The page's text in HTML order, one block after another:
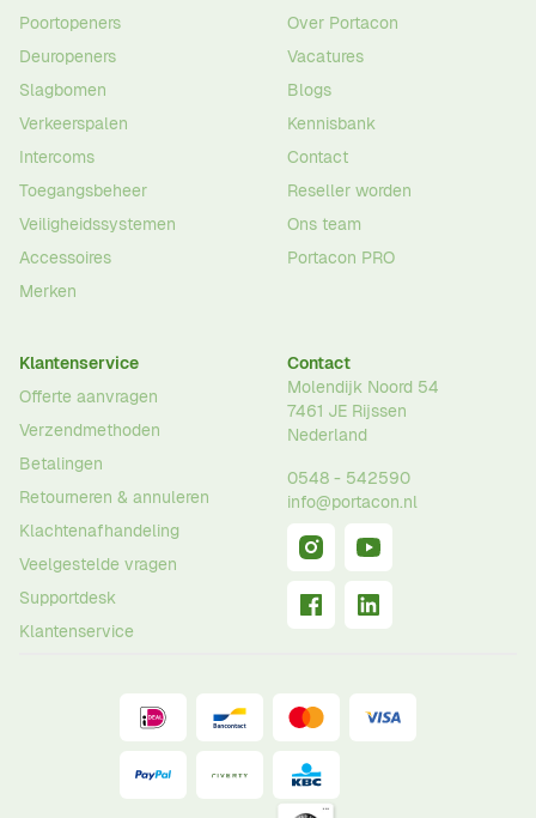
Poortopeners
Deuropeners
Slagbomen
Verkeerspalen
Intercoms
Toegangsbeheer
Veiligheidssystemen
Accessoires
Merken
Over Portacon
Vacatures
Blogs
Kennisbank
Contact
Reseller worden
Ons team
Portacon PRO
Klantenservice
Offerte aanvragen
Verzendmethoden
Betalingen
Retourneren & annuleren
Klachtenafhandeling
Veelgestelde vragen
Supportdesk
Klantenservice
Contact
Molendijk Noord 54
7461 JE Rijssen
Nederland
0548 - 542590
info@portacon.nl